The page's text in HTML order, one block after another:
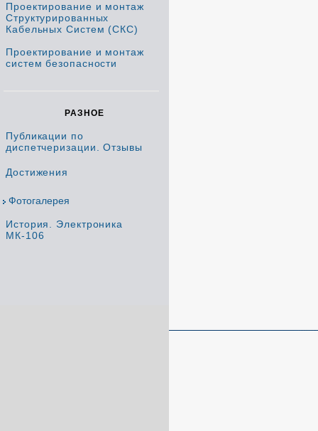
Проектирование и монтаж
Структурированных
Кабельных Систем (СКС)
Проектирование и монтаж
систем безопасности
РАЗНОЕ
Публикации по
диспетчеризации. Отзывы
Достижения
Фотогалерея
История. Электроника
МК-106